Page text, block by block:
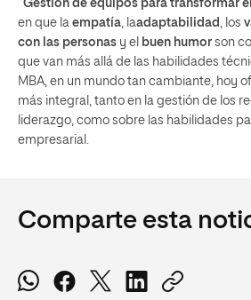
Gestión de equipos para transformar
en que la empatía, laadaptabilidad, los
con las personas y el buen humor son
que van más allá de las habilidades
MBA, en un mundo tan cambiante, hoy
más integral, tanto en la gestión de los
liderazgo, como sobre las habilidades
empresarial.
Comparte esta